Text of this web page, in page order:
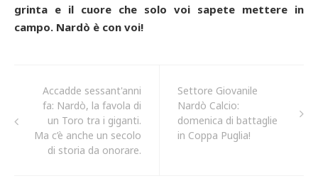
grinta e il cuore che solo voi sapete mettere in
campo. Nardò è con voi!
Accadde sessant'anni
fa: Nardò, la favola di
un Toro tra i giganti.
Ma c’è anche un secolo
di storia da onorare.
Settore Giovanile
Nardò Calcio:
domenica di battaglie
in Coppa Puglia!